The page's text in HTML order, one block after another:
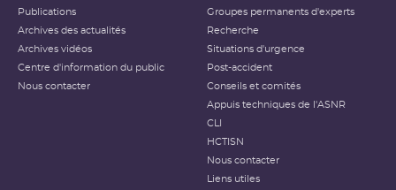
Publications
Archives des actualités
Archives vidéos
Centre d'information du public
Nous contacter
Groupes permanents d'experts
Recherche
Situations d'urgence
Post-accident
Conseils et comités
Appuis techniques de l'ASNR
CLI
HCTISN
Nous contacter
Liens utiles